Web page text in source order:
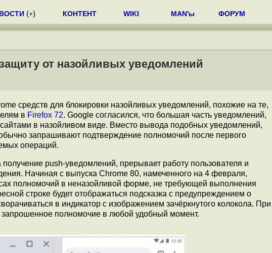
(+) КОНТЕНТ WIKI MAN'ы ФОРУМ
от назойливых уведомлений
средств для блокировки назойливых уведомлений, похожие на те,
в Firefox 72. Google согласился, что большая часть уведомлений,
в назойливом виде. Вместо вывода подобных уведомлений,
запрашивают подтверждение полномочий после первого
операций.
push-уведомлений, прерывает работу пользователя и
Начиная с выпуска Chrome 80, намеченного на 4 февраля,
полномочий в неназойливой форме, не требующей выполнения
строке будет отображаться подсказка с предупреждением о
в индикатор с изображением зачёркнутого колокола. При
запрошенное полномочие в любой удобный момент.